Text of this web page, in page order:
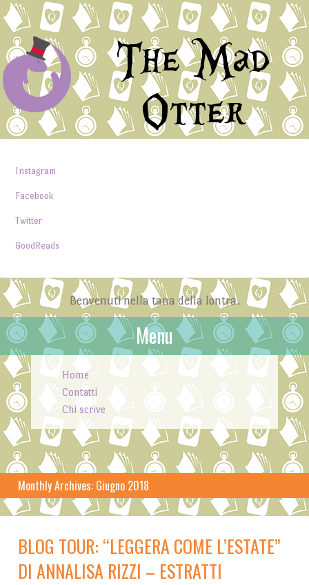
The Mad
Otter
Instagram
Facebook
Twitter
GoodReads
Benvenuti nella tana della lontra.
Menu
Skip to content
Home
Contatti
Chi scrive
Monthly Archives: Giugno 2018
BLOG TOUR: “LEGGERA COME L’ESTATE”
DI ANNALISA RIZZI – ESTRATTI